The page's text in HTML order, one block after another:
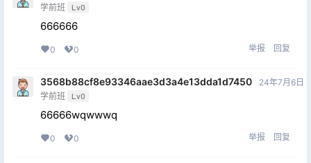
学前班 Lv0
666666
0 0 举报 回复
3568b88cf8e93346aae3d3a4e13dda1d7450
学前班 Lv0
24年7月6日
66666wqwwwq
0 0 举报 回复